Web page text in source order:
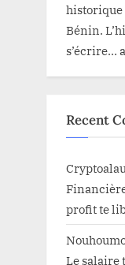
historique
Bénin.
s’écrire…
Recent
profit te
Le salaire